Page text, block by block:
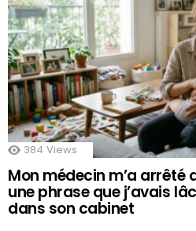
384 Views
Mon médecin m’a arrêté
une phrase que j’avais
dans son cabinet